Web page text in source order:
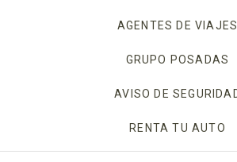
AGENTES DE VIAJES
GRUPO POSADAS
AVISO DE
RENTA TU AUTO